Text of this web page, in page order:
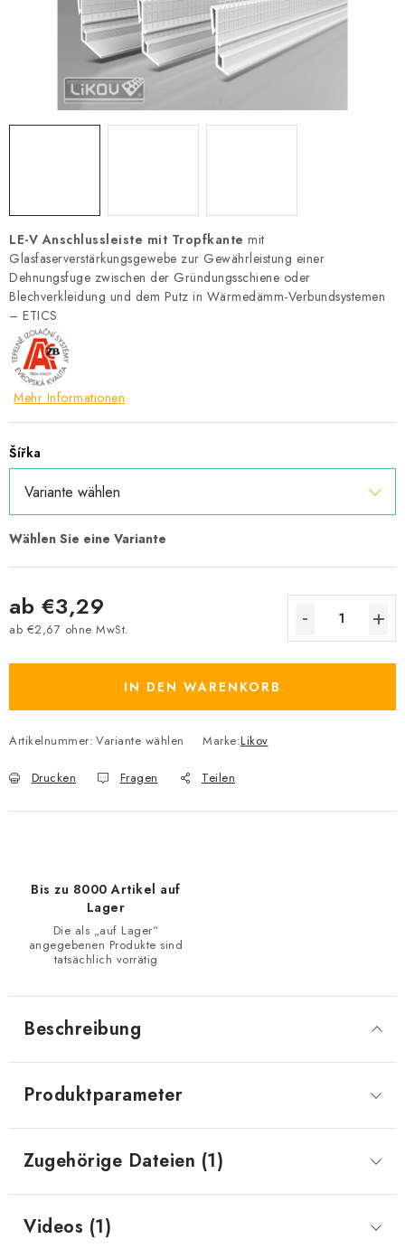
Datenschutzerklärung
Allgemeinen Geschäftsbedingungen
Sitemap von Milpe.sk
LE-V Anschlussleiste mit Tropfkante mit
Glasfaserverstärkungsgewebe zur Gewährleistung einer
Dehnungsfuge zwischen der Gründungsschiene oder
Blechverkleidung und dem Putz in Wärmedämm-Verbundsystemen
– ETICS
Mehr Informationen
Šířka
ab €3,29
ab €2,67 ohne MwSt.
IN DEN WARENKORB
Artikelnummer: Variante wählen Marke:Likov
Drucken Fragen Teilen
Bis zu 8000 Artikel auf
Lager
Die als „auf Lager“
angegebenen Produkte sind
tatsächlich vorrätig
Beschreibung
Produktparameter
Zugehörige Dateien (1)
Videos (1)